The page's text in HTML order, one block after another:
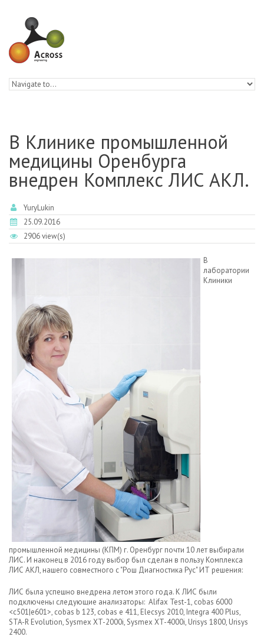
В Клинике промышленной
медицины Оренбурга
внедрен Комплекс ЛИС АКЛ.
YuryLukin
25.09.2016
2906 view(s)
В
лаборатории
Клиники
промышленной медицины (КПМ) г. Оренбург почти 10 лет выбирали
ЛИС. И наконец в 2016 году выбор был сделан в пользу Комплекса
ЛИС АКЛ​, нашего совместного с "Рош Диагностика Рус" ИТ решения:
ЛИС была успешно внедрена летом этого года. К ЛИС были
подключены следующие анализаторы: Alifax Test-1, cobas 6000
<c501|e601>, cobas b 123, cobas e 411, Elecsys 2010, Integra 400 Plus,
STA-R Evolution, Sysmex XT-2000i, Sysmex XT-4000i, Urisys 1800, Urisys
2400.